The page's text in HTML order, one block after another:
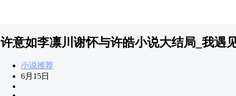
许意如李凛川谢怀与许皓小说大结局_我遇
小说推荐
6月15日